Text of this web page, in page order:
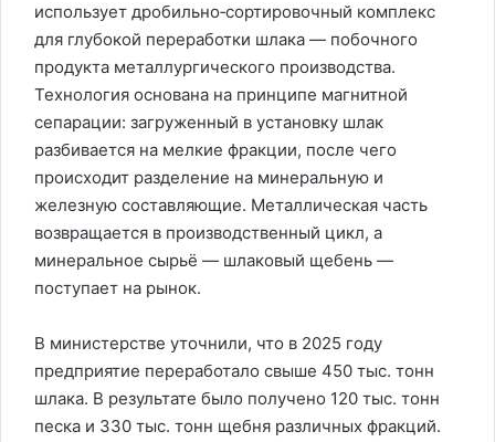
использует дробильно‑сортировочный комплекс
для глубокой переработки шлака — побочного
продукта металлургического производства.
Технология основана на принципе магнитной
сепарации: загруженный в установку шлак
разбивается на мелкие фракции, после чего
происходит разделение на минеральную и
железную составляющие. Металлическая часть
возвращается в производственный цикл, а
минеральное сырьё — шлаковый щебень —
поступает на рынок.
В министерстве уточнили, что в 2025 году
предприятие переработало свыше 450 тыс. тонн
шлака. В результате было получено 120 тыс. тонн
песка и 330 тыс. тонн щебня различных фракций.